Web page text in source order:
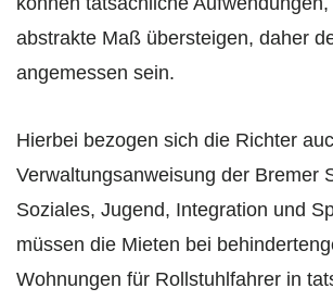
abstrakte Maß übersteigen, daher
angemessen sein.
Hierbei bezogen sich die Richter
Verwaltungsanweisung der Bremer
Soziales, Jugend, Integration und
müssen die Mieten bei
Wohnungen für Rollstuhlfahrer in